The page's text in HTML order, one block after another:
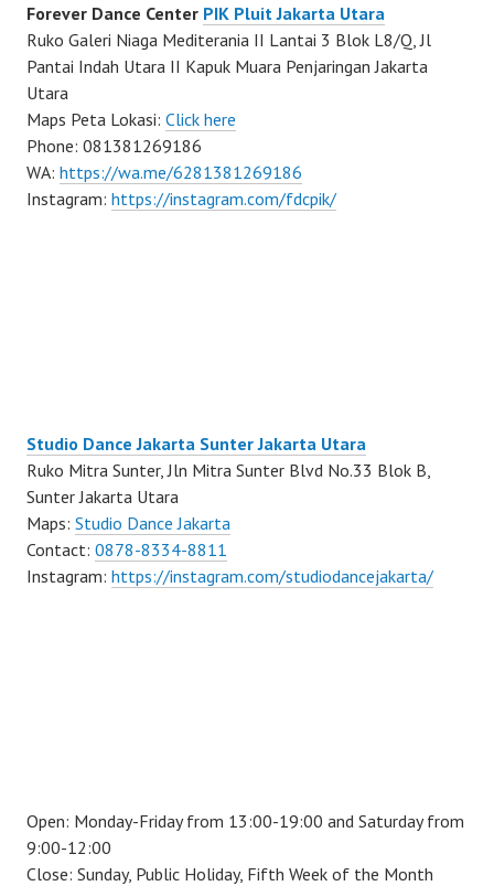
Forever Dance Center PIK Pluit Jakarta Utara
Ruko Galeri Niaga Mediterania II Lantai 3 Blok L8/Q, Jl
Pantai Indah Utara II Kapuk Muara Penjaringan Jakarta
Utara
Maps Peta Lokasi: Click here
Phone: 081381269186
WA: https://wa.me/6281381269186
Instagram: https://instagram.com/fdcpik/
Studio Dance Jakarta Sunter Jakarta Utara
Ruko Mitra Sunter, Jln Mitra Sunter Blvd No.33 Blok B,
Sunter Jakarta Utara
Maps: Studio Dance Jakarta
Contact: 0878-8334-8811
Instagram: https://instagram.com/studiodancejakarta/
Open: Monday-Friday from 13:00-19:00 and Saturday from
9:00-12:00
Close: Sunday, Public Holiday, Fifth Week of the Month